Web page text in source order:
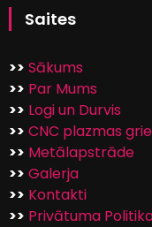
Saites
>> Sākums
>> Par Mums
>> Logi un Durvis
>> CNC plazmas
>> Metālapstrāde
>> Galerja
>> Kontakti
>> Privātuma